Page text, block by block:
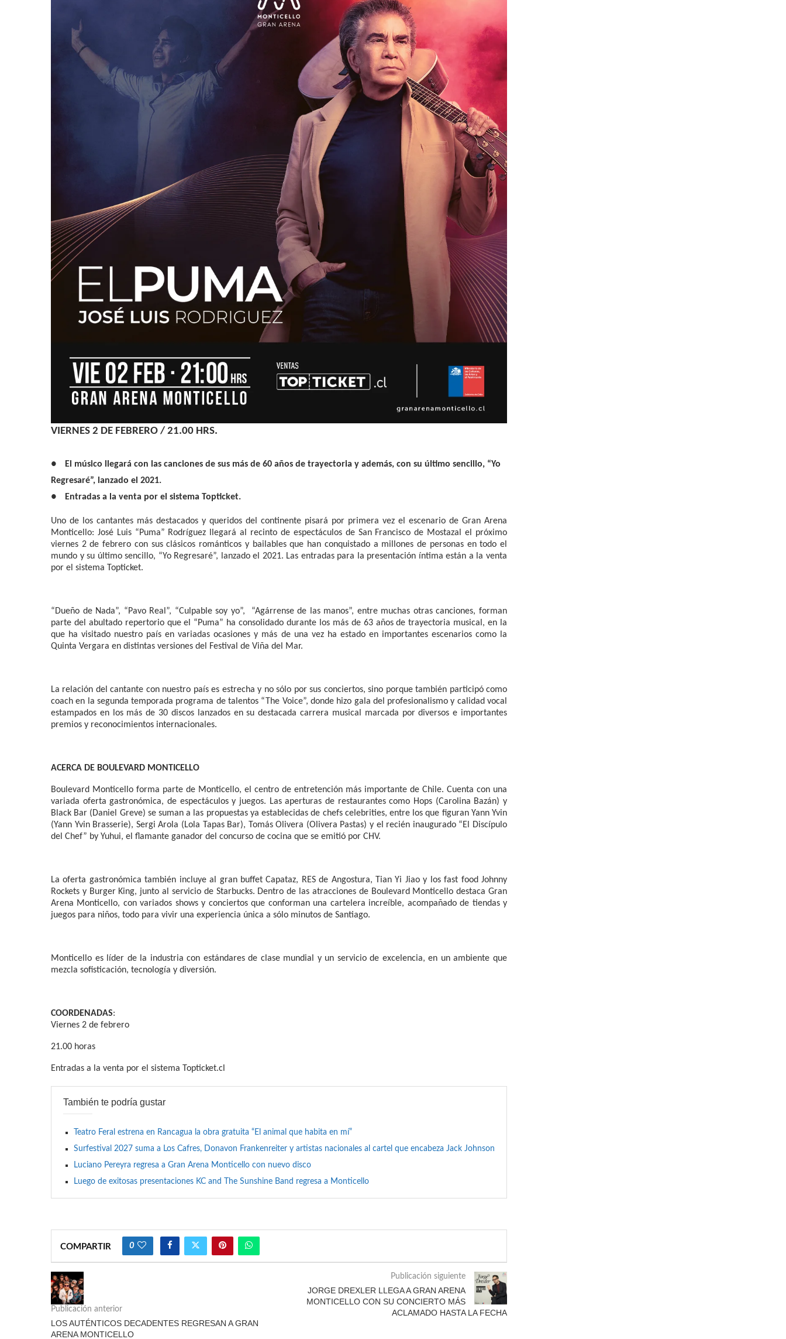
VIERNES 2 DE FEBRERO / 21.00 HRS.
●
El músico llegará con las canciones de sus más de 60 años de trayectoria y además, con su último sencillo, “Yo
Regresaré”, lanzado el 2021.
●
Entradas a la venta por el sistema Topticket.
Uno de los cantantes más destacados y queridos del continente pisará por primera vez el escenario de Gran Arena
Monticello: José Luis “Puma” Rodríguez llegará al recinto de espectáculos de San Francisco de Mostazal el próximo
viernes 2 de febrero con sus clásicos románticos y bailables que han conquistado a millones de personas en todo el
mundo y su último sencillo, “Yo Regresaré”, lanzado el 2021. Las entradas para la presentación íntima están a la venta
por el sistema Topticket.
“Dueño de Nada”, “Pavo Real”, “Culpable soy yo”,
“Agárrense de las manos”, entre muchas otras canciones, forman
parte del abultado repertorio que el “Puma” ha consolidado durante los más de 63 años de trayectoria musical, en la
que ha visitado nuestro país en variadas ocasiones y más de una vez ha estado en importantes escenarios como la
Quinta Vergara en distintas versiones del Festival de Viña del Mar.
La relación del cantante con nuestro país es estrecha y no sólo por sus conciertos, sino porque también participó como
coach en la segunda temporada programa de talentos “The Voice”, donde hizo gala del profesionalismo y calidad vocal
estampados en los más de 30 discos lanzados en su destacada carrera musical marcada por diversos e importantes
premios y reconocimientos internacionales.
ACERCA DE BOULEVARD MONTICELLO
Boulevard Monticello forma parte de Monticello, el centro de entretención más importante de Chile. Cuenta con una
variada oferta gastronómica, de espectáculos y juegos. Las aperturas de restaurantes como Hops (Carolina Bazán) y
Black Bar (Daniel Greve) se suman a las propuestas ya establecidas de chefs celebrities, entre los que figuran Yann Yvin
(Yann Yvin Brasserie), Sergi Arola (Lola Tapas Bar), Tomás Olivera (Olivera Pastas) y el recién inaugurado “El Discípulo
del Chef” by Yuhui, el flamante ganador del concurso de cocina que se emitió por CHV.
La oferta gastronómica también incluye al gran buffet Capataz, RES de Angostura, Tian Yi Jiao y los fast food Johnny
Rockets y Burger King, junto al servicio de Starbucks. Dentro de las atracciones de Boulevard Monticello destaca Gran
Arena Monticello, con variados shows y conciertos que conforman una cartelera increíble, acompañado de tiendas y
juegos para niños, todo para vivir una experiencia única a sólo minutos de Santiago.
Monticello es líder de la industria con estándares de clase mundial y un servicio de excelencia, en un ambiente que
mezcla sofisticación, tecnología y diversión.
COORDENADAS:
Viernes 2 de febrero
21.00 horas
Entradas a la venta por el sistema Topticket.cl
También te podría gustar
Teatro Feral estrena en Rancagua la obra gratuita “El animal que habita en mí”
Surfestival 2027 suma a Los Cafres, Donavon Frankenreiter y artistas nacionales al cartel que encabeza Jack Johnson
Luciano Pereyra regresa a Gran Arena Monticello con nuevo disco
Luego de exitosas presentaciones KC and The Sunshine Band regresa a Monticello
COMPARTIR 0
Publicación anterior
LOS AUTÉNTICOS DECADENTES REGRESAN A GRAN
ARENA MONTICELLO
Publicación siguiente
JORGE DREXLER LLEGA A GRAN ARENA
MONTICELLO CON SU CONCIERTO MÁS
ACLAMADO HASTA LA FECHA